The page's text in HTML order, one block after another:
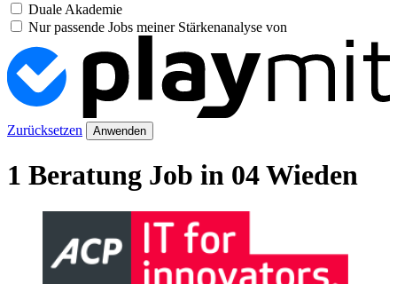
Duale Akademie
Nur passende Jobs meiner Stärkenanalyse von
Zurücksetzen Anwenden
1 Beratung Job in 04 Wieden